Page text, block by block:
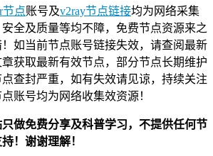
节点账号及v2ray节点链接均为网络采集
全及质量等均不障，免费节点资源来之
如当前节点账号链接失效，请查阅最新
获取最新有效节点，部分节点长期维护
查封严重，如有失效请见谅，持续关注
账号均为网络收集效资源！
做免费分享及科普学习，不提供任何节
！谢谢理解！